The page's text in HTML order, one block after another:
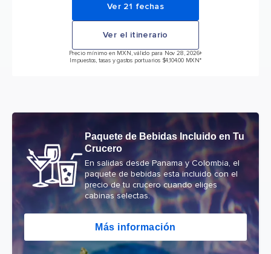
Ver 21 fechas
Ver el itinerario
Precio mínimo en MXN, válido para Nov 28, 2026+
Impuestos, tasas y gastos portuarios $4,104.00 MXN*
Paquete de Bebidas Incluido en Tu
Crucero
En salidas desde Panama y Colombia, el
paquete de bebidas esta incluido con el
precio de tu crucero cuando eliges
cabinas selectas.
Más información